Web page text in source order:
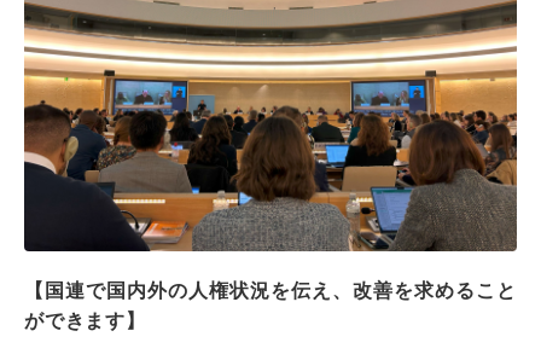
【国連で国内外の人権状況を伝え、改善を求めること
ができます】